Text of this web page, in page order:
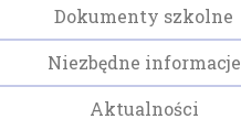
Dokumenty szkolne
Niezbędne informacje
Aktualności